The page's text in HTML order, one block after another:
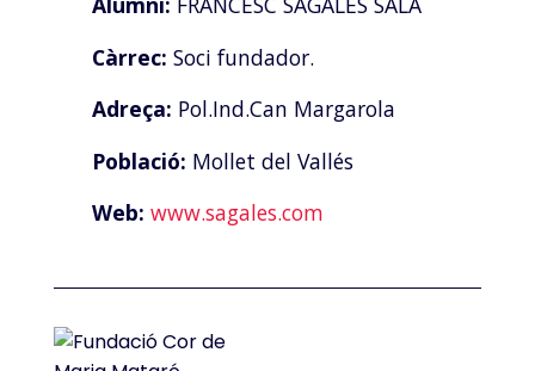
Càrrec: Soci fundador.
Adreça: Pol.Ind.Can Margarola
Població: Mollet del Vallés
Web: www.sagales.com